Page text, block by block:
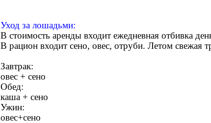
Уход за лошадьми:
В стоимость аренды входит ежедневная отбивка
В рацион входит сено, овес, отруби. Летом свежая
Завтрак:
овес + сено
Обед:
каша + сено
Ужин:
овес+сено